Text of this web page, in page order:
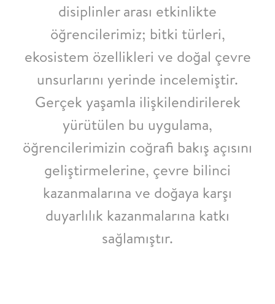
disiplinler arası etkinlikte
öğrencilerimiz; bitki türleri,
ekosistem özellikleri ve doğal çevre
unsurlarını yerinde incelemiştir.
Gerçek yaşamla ilişkilendirilerek
yürütülen bu uygulama,
öğrencilerimizin coğrafi bakış açısını
geliştirmelerine, çevre bilinci
kazanmalarına ve doğaya karşı
duyarlılık kazanmalarına katkı
sağlamıştır.